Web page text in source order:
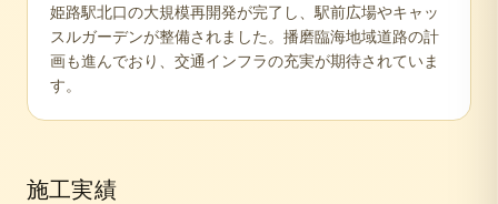
姫路駅北口の大規模再開発が完了し、駅前広場やキャッ
スルガーデンが整備されました。播磨臨海地域道路の計
画も進んでおり、交通インフラの充実が期待されていま
す。
施工実績